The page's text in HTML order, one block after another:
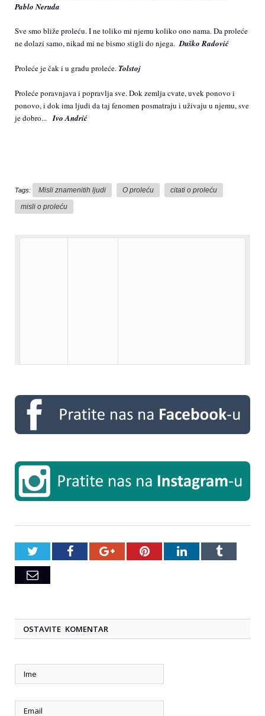
Pablo Neruda
Sve smo bliže proleću. I ne toliko mi njemu koliko ono nama. Da proleće
ne dolazi samo, nikad mi ne bismo stigli do njega.Duško Radović
Proleće je čak i u gradu proleće.Tolstoj
Proleće poravnjava i popravlja sve. Dok zemlja cvate, uvek ponovo i
ponovo, i dok ima ljudi da taj fenomen posmatraju i uživaju u njemu, sve
je dobro...Ivo Andrić
Tags: Misli znamenitih ljudi O proleću
citati o proleću
misli o proleću
TwitterFacebookGoogle+PinterestLinkedInTumblr
Email
OSTAVITE KOMENTAR